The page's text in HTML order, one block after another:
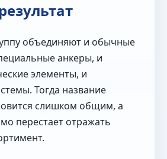
объединяют и обычные
анкеры, и
элементы, и
Тогда название
слишком общим, а
перестает отражать